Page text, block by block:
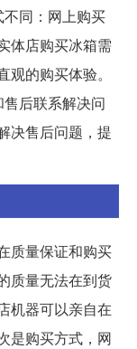
同：网上购买
体店购买冰箱需
的购买体验。
后联系解决问
决售后问题，提
质量保证和购买
质量无法在到货
机器可以亲自在
是购买方式，网